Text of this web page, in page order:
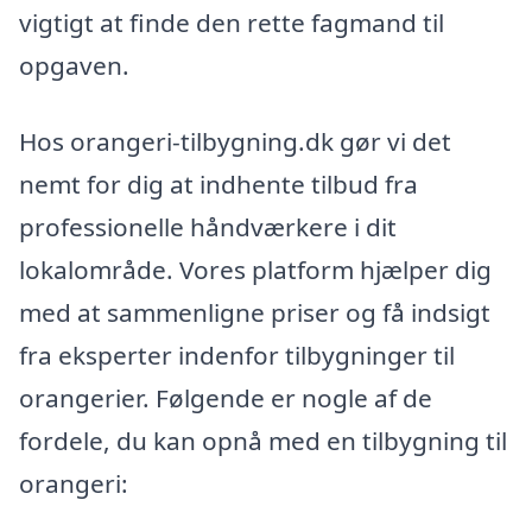
vigtigt at finde den rette fagmand til
opgaven.
Hos orangeri-tilbygning.dk gør vi det
nemt for dig at indhente tilbud fra
professionelle håndværkere i dit
lokalområde. Vores platform hjælper dig
med at sammenligne priser og få indsigt
fra eksperter indenfor tilbygninger til
orangerier. Følgende er nogle af de
fordele, du kan opnå med en tilbygning til
orangeri: